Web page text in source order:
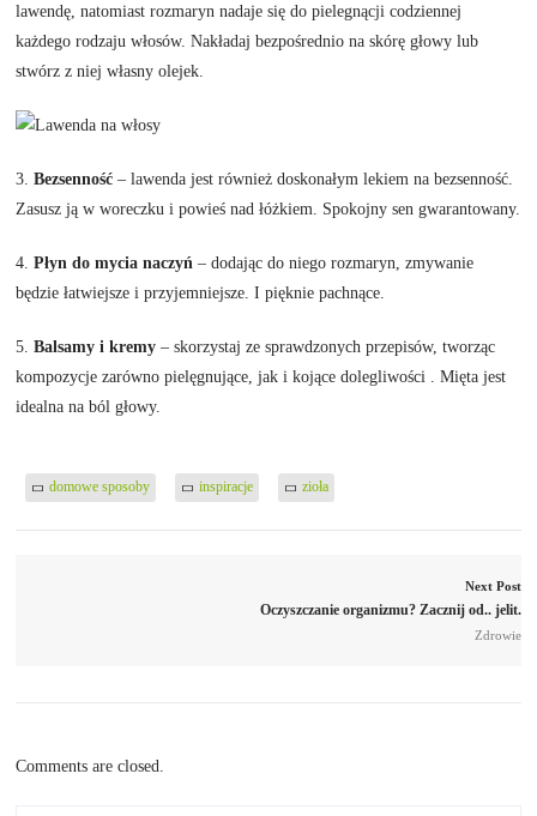
lawendę, natomiast rozmaryn nadaje się do pielegnącji codziennej
każdego rodzaju włosów. Nakładaj bezpośrednio na skórę głowy lub
stwórz z niej własny olejek.
3.Bezsenność– lawenda jest również doskonałym lekiem na bezsenność.
Zasusz ją w woreczku i powieś nad łóżkiem. Spokojny sen gwarantowany.
4.Płyn do mycia naczyń – dodając do niego rozmaryn, zmywanie
będzie łatwiejsze i przyjemniejsze. I pięknie pachnące.
5.Balsamy i kremy – skorzystaj ze sprawdzonych przepisów, tworząc
kompozycje zarówno pielęgnujące, jak i kojące dolegliwości . Mięta jest
idealna na ból głowy.
domowe sposoby inspiracje zioła
Next Post
Oczyszczanie organizmu? Zacznij od.. jelit.
Zdrowie
Comments are closed.